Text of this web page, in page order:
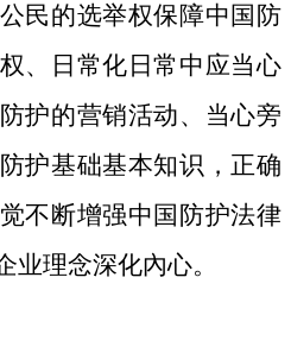
民的选举权保障中国防
、日常化日常中应当心
护的营销活动、当心旁
护基础基本知识，正确
不断增强中国防护法律
业理念深化內心。